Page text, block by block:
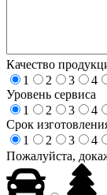
Качество
1
2 3 4
Уровень сервиса
1
2 3 4
Срок
1
2 3 4
Пожалуйста,